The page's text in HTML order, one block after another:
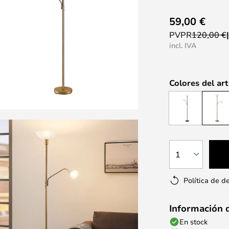
59,00 €
PVPR120,00 €
incl. IVA
Colores del
1
Política de
Información
En stock